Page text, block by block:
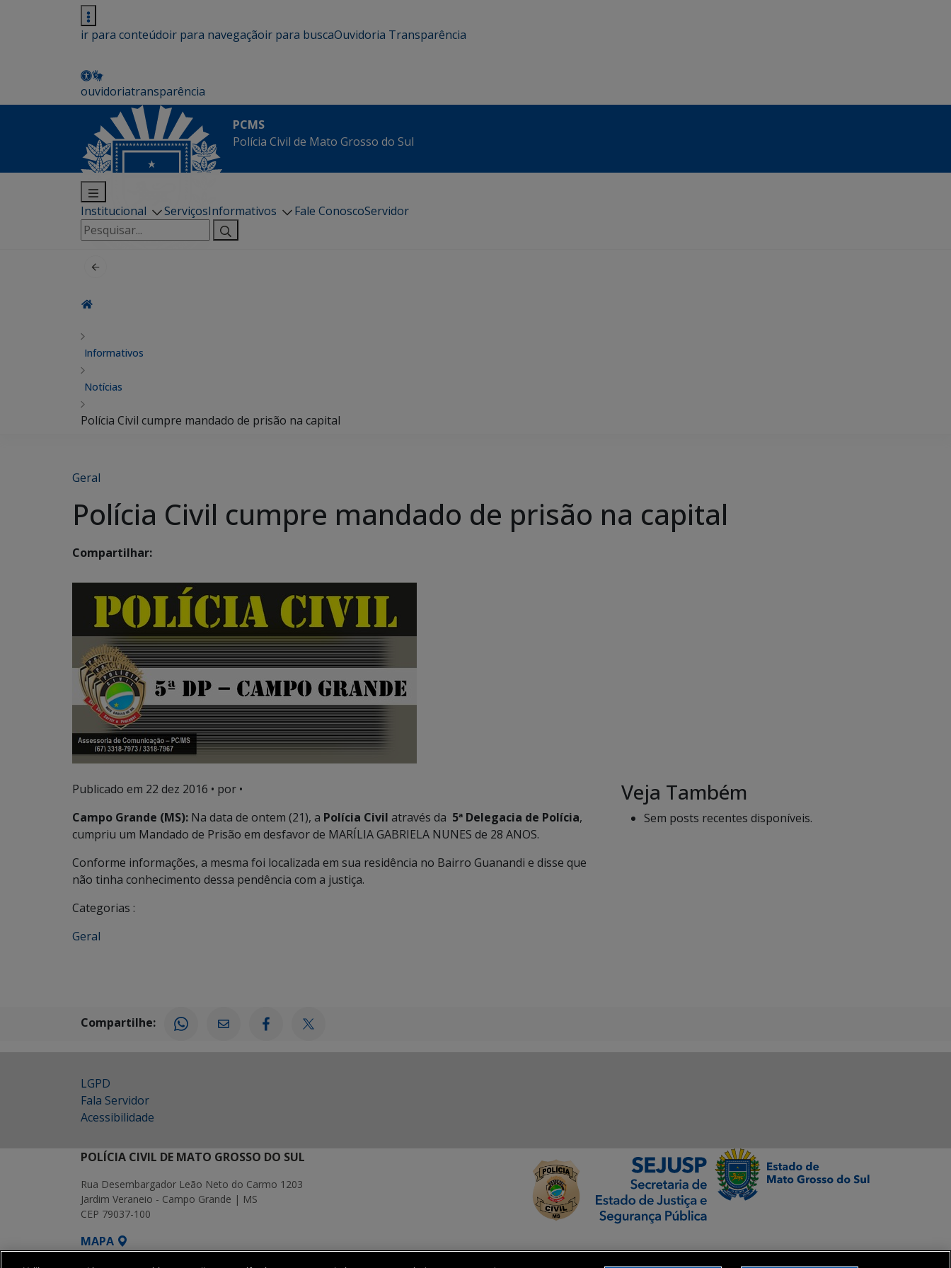
ir para conteúdoir para navegaçãoir para buscaOuvidoria Transparência
ouvidoriatransparência
PCMS
Polícia Civil de Mato Grosso do Sul
Institucional ServiçosInformativos Fale ConoscoServidor
Pesquisar
por:
Informativos
Notícias
Polícia Civil cumpre mandado de prisão na capital
Geral
Polícia Civil cumpre mandado de prisão na capital
Compartilhar:
Publicado em 22 dez 2016 • por •
Campo Grande (MS): Na data de ontem (21), a Polícia Civil através da 5ª Delegacia de Polícia,
cumpriu um Mandado de Prisão em desfavor de MARÍLIA GABRIELA NUNES de 28 ANOS.
Conforme informações, a mesma foi localizada em sua residência no Bairro Guanandi e disse que
não tinha conhecimento dessa pendência com a justiça.
Categorias :
Geral
Veja Também
Sem posts recentes disponíveis.
Compartilhe:
LGPD
Fala Servidor
Acessibilidade
POLÍCIA CIVIL DE MATO GROSSO DO SUL
Rua Desembargador Leão Neto do Carmo 1203
Jardim Veraneio - Campo Grande | MS
CEP 79037-100
MAPA